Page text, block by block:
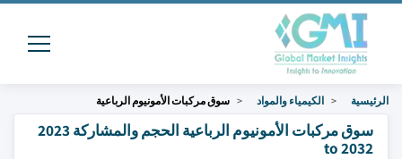
الرئيسية الكيمياء والمواد سوق مركبات الأمونيوم الرباعية
سوق مركبات الأمونيوم الرباعية الحجم والمشاركة 2023
to 2032